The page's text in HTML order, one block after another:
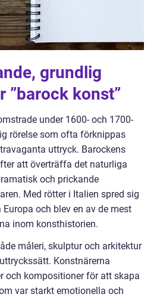
grundlig
”barock konst”
under 1600- och 1700-
rörelse som ofta förknippas
uttryck. Barockens
att överträffa det naturliga
och prickande
Med rötter i Italien spred sig
och blev en av de mest
inom konsthistorien.
måleri, skulptur och arkitektur
Konstnärerna
och kompositioner för att skapa
var starkt emotionella och